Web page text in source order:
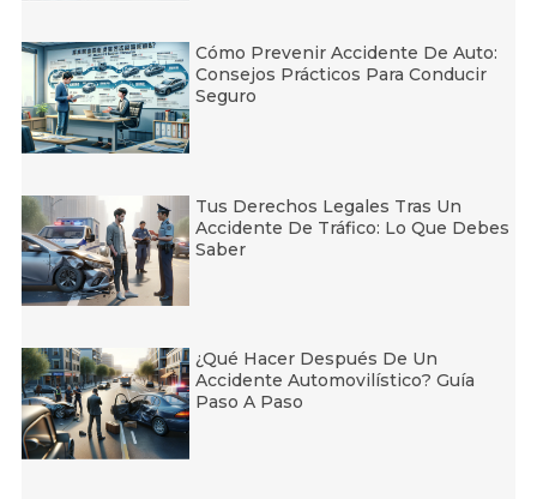
Cómo Prevenir Accidente De Auto:
Consejos Prácticos Para Conducir
Seguro
Tus Derechos Legales Tras Un
Accidente De Tráfico: Lo Que Debes
Saber
¿Qué Hacer Después De Un
Accidente Automovilístico? Guía
Paso A Paso